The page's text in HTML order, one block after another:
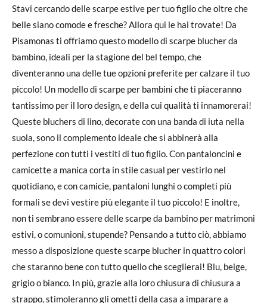
Stavi cercando delle scarpe estive per tuo figlio che oltre che
belle siano comode e fresche? Allora qui le hai trovate! Da
Pisamonas ti offriamo questo modello di scarpe blucher da
bambino, ideali per la stagione del bel tempo, che
diventeranno una delle tue opzioni preferite per calzare il tuo
piccolo! Un modello di scarpe per bambini che ti piaceranno
tantissimo per il loro design, e della cui qualità ti innamorerai!
Queste bluchers di lino, decorate con una banda di iuta nella
suola, sono il complemento ideale che si abbinerà alla
perfezione con tutti i vestiti di tuo figlio. Con pantaloncini e
camicette a manica corta in stile casual per vestirlo nel
quotidiano, e con camicie, pantaloni lunghi o completi più
formali se devi vestire più elegante il tuo piccolo! E inoltre,
non ti sembrano essere delle scarpe da bambino per matrimoni
estivi, o comunioni, stupende? Pensando a tutto ciò, abbiamo
messo a disposizione queste scarpe blucher in quattro colori
che staranno bene con tutto quello che sceglierai! Blu, beige,
grigio o bianco. In più, grazie alla loro chiusura di chiusura a
strappo, stimoleranno gli ometti della casa a imparare a